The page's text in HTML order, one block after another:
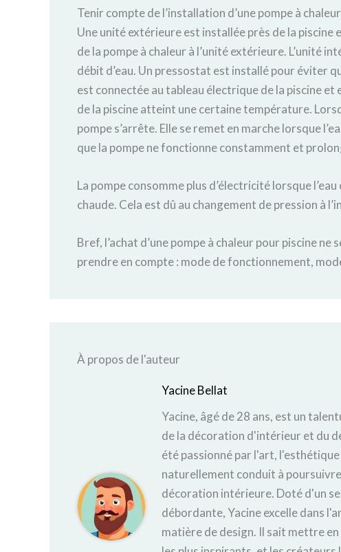
Tenir compte de l’installation d’une pompe à
Une unité extérieure est installée près de la
de la pompe à chaleur à l’unité extérieure. L’unité
débit d’eau. Un pressostat est installé pour éviter
est connectée au tableau électrique de la piscine
de la piscine atteint une certaine température.
pompe s’arrête. Elle se remet en marche lorsque
que la pompe ne fonctionne constamment et
La pompe consomme plus d’électricité lorsque
chaude. Cela est dû au changement de pression à
Bref, l’achat d’une pompe à chaleur pour piscine
prendre en compte : mode de fonctionnement,
À propos de l'auteur
Yacine Bellat
Yacine, âgé de 28 ans, est un
de la décoration d'intérieur et du
été passionné par l'art,
naturellement conduit à
décoration intérieure. Doté d'un
débordante, Yacine excelle dans
matière de design. Il sait mettre